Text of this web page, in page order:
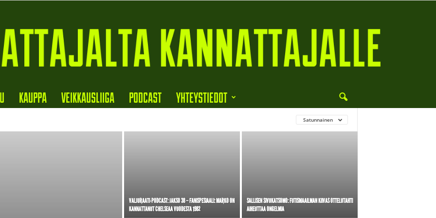
KAUPPA VEIKKAUSLIIGA PODCAST YHTEYSTIEDOT
Satunnainen
VALJURAATI-PODCAST: JAKSO 38 – FANISPESIAALI: MARKO ON
KANNATTANUT CHELSEAA VUODESTA 1982
SALLISEN SIVUKATSOMO: FUTISMAAILMAN KIIVAS OTTELUTAHTI
AIHEUTTAA ONGELMIA